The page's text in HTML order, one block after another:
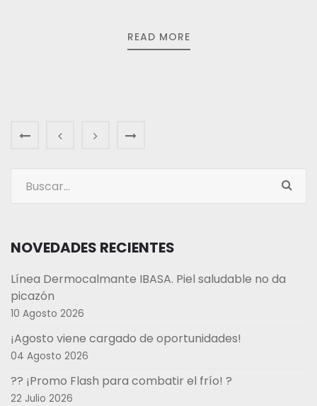
READ MORE
NOVEDADES RECIENTES
Línea Dermocalmante IBASA. Piel saludable no da
picazón
10 Agosto 2026
¡Agosto viene cargado de oportunidades!
04 Agosto 2026
?? ¡Promo Flash para combatir el frío! ?
22 Julio 2026